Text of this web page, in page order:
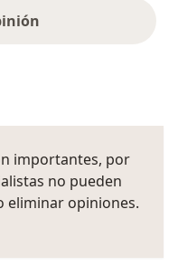
importantes, por
no pueden
eliminar opiniones.